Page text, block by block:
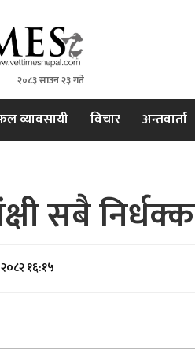
२०८३ साउन २३ गते
व्यावसायी विचार अन्तवार्ता
सबै निर्धक्क
१६:१५